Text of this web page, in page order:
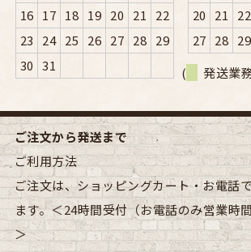
16 17 18 19 20 21
22
23
24 25 26 27 28 29
30 31
20
21 22
27 28 29
(
発送業
ご注文から発送まで
ご利用方法
ご注文は、ショッピングカート・お電話
ます。＜24時間受付（お電話のみ営業時
＞